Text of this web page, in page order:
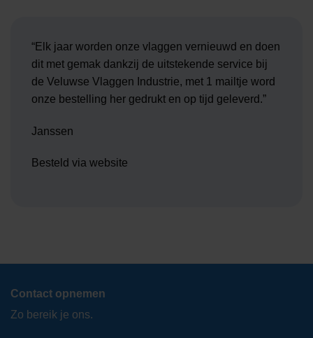
“Elk jaar worden onze vlaggen vernieuwd en doen
dit met gemak dankzij de uitstekende service bij
de Veluwse Vlaggen Industrie, met 1 mailtje word
onze bestelling her gedrukt en op tijd geleverd.”
Janssen
Besteld via website
Contact opnemen
Zo bereik je ons.